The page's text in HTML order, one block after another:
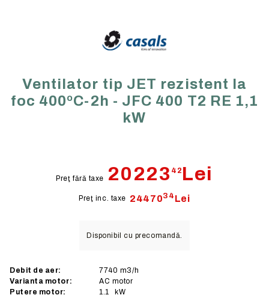
Ventilator tip JET rezistent la
foc 400ºC-2h - JFC 400 T2 RE 1,1
kW
Preţ fără taxe 20223 42 Lei
Preţ inc. taxe 2447034 Lei
Disponibil cu precomandă.
Debit de aer: 7740 m3/h
Varianta motor:
AC motor
Putere motor:
1.1
kW